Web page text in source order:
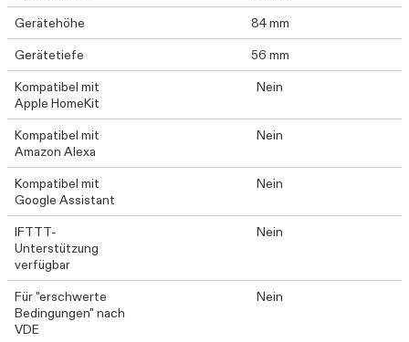
Gerätehöhe
84 mm
Gerätetiefe
56 mm
Kompatibel mit
Apple HomeKit
Nein
Kompatibel mit
Amazon Alexa
Nein
Kompatibel mit
Google Assistant
Nein
IFTTT-
Unterstützung
verfügbar
Nein
Für "erschwerte
Bedingungen" nach
VDE
Nein